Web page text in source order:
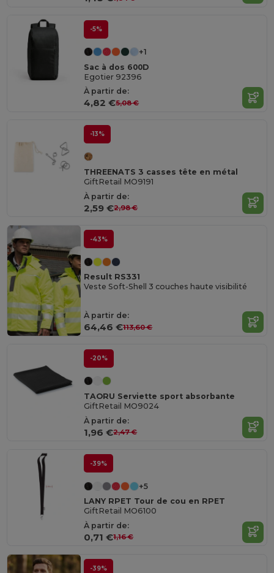
-5%
+1
Sac à dos 600D
Egotier 92396
À partir de:
4,82 €5,08 €
-13%
THREENATS 3 casses tête en métal
GiftRetail MO9191
À partir de:
2,59 €2,98 €
-43%
Result RS331
Veste Soft-Shell 3 couches haute visibilité
À partir de:
64,46 €113,60 €
-20%
TAORU Serviette sport absorbante
GiftRetail MO9024
À partir de:
1,96 €2,47 €
-39%
+5
LANY RPET Tour de cou en RPET
GiftRetail MO6100
À partir de:
0,71 €1,16 €
-39%